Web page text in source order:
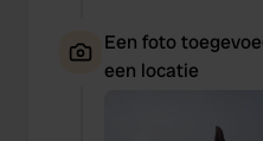
Een foto
een locatie